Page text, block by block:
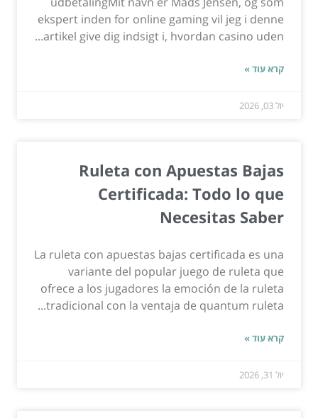
ekspert inden for online gaming vil jeg i denne
artikel give dig indsigt i, hvordan casino uden...
קרא עוד »
יול 03, 2026
Ruleta con Apuestas Bajas
Certificada: Todo lo que
Necesitas Saber
La ruleta con apuestas bajas certificada es una
variante del popular juego de ruleta que
ofrece a los jugadores la emoción de la ruleta
tradicional con la ventaja de quantum ruleta...
קרא עוד »
יול 31, 2026